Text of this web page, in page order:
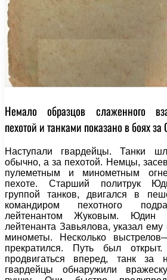
Немало образцов слаженного
пехотой и танками показано в боях за
Наступали гвардейцы. Танки
обычно, а за пехотой. Немцы,
пулеметным и минометным
пехоте. Старший политрук
группой танков, двигался в
командиром пехотного
лейтенантом Жуковым. Юдин
лейтенанта Завьялова, указал
минометы. Несколько
прекратился. Путь был
продвигаться вперед, танк
гвардейцы обнаружили